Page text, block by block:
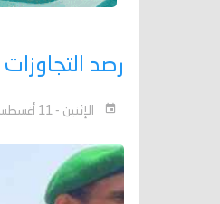
رصد
الإثنين - 11 أغسطس 2025 - 07:25 م بتوقيت عدن